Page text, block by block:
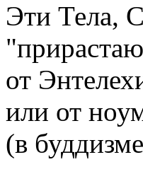
Эти Тела,
от
или от
(в